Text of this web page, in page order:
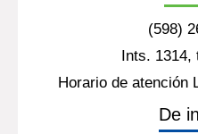
(598)
Ints. 1314,
Horario de atención
De